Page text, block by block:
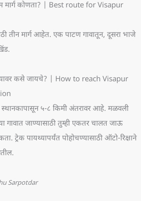
मार्ग कोणता? | Best route for Visapur
तीन मार्ग आहेत. एक पाटण गावातून, दूसरा भाजे
कसे जायचे? | How to reach Visapur
स्थानकापासून ५-८ किमी अंतरावर आहे. मळवली
गावात जाण्यासाठी तुम्ही एकतर चालत जाऊ
ट्रेक पायथ्यापर्यंत पोहोचण्यासाठी ऑटो-रिक्षाने
Sarpotdar